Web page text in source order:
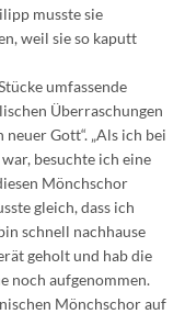
musste sie
weil sie so kaputt
umfassende
Überraschungen
neuer Gott“. „Als ich bei
besuchte ich eine
Mönchschor
gleich, dass ich
schnell nachhause
geholt und hab die
noch aufgenommen.
Mönchschor auf